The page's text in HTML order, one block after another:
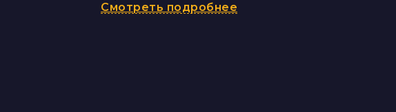
Смотреть подробнее